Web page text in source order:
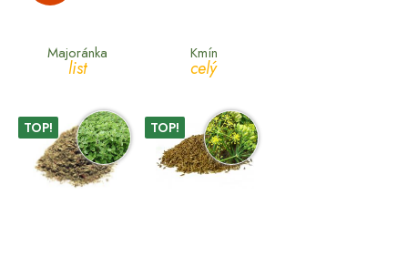
Majoránka
list
TOP!
Kmín
celý
TOP!